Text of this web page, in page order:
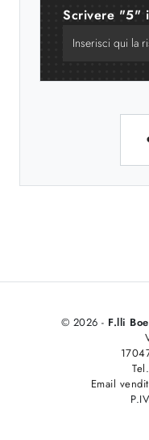
Scrivere "5"
© 2026 - F.lli
Email